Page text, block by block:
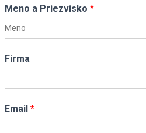
Meno a Priezvisko *
rFirma
Email *